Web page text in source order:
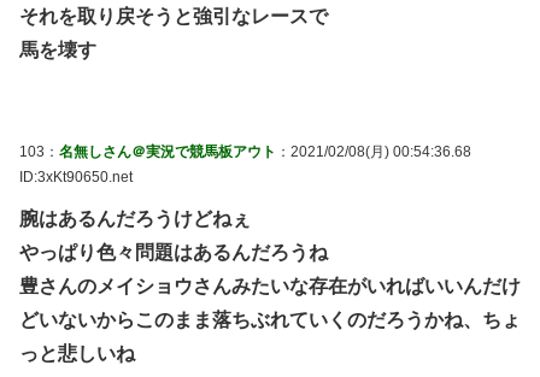
それを取り戻そうと強引なレースで
馬を壊す
103： 名無しさん＠実況で競馬板アウト ：2021/02/08(月) 00:54:36.68
ID:3xKt90650.net
腕はあるんだろうけどねぇ
やっぱり色々問題はあるんだろうね
豊さんのメイショウさんみたいな存在がいればいいんだけ
どいないからこのまま落ちぶれていくのだろうかね、ちょ
っと悲しいね